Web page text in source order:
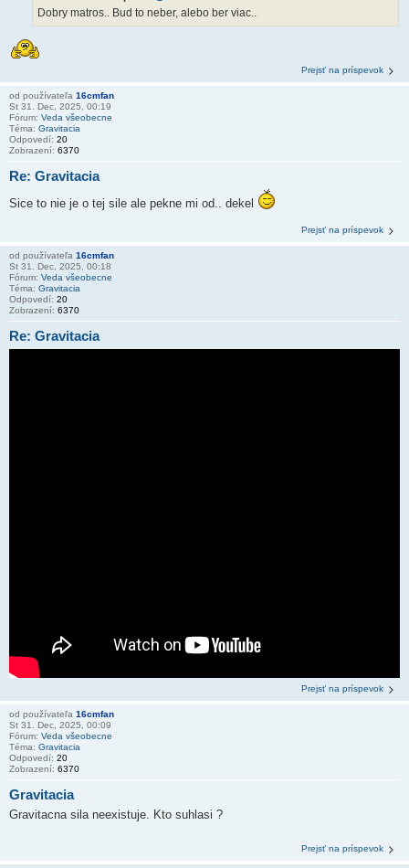
Dobry matros.. Bud to neber, alebo ber viac..
Prejsť na príspevok
od používateľa 16cmfan
St 31. Dec, 2025, 00:19
Fórum: Veda všeobecne
Téma: Gravitacia
Odpovedí: 20
Zobrazení: 6370
Re: Gravitacia
Sice to nie je o tej sile ale pekne mi od.. dekel
Prejsť na príspevok
od používateľa 16cmfan
St 31. Dec, 2025, 00:18
Fórum: Veda všeobecne
Téma: Gravitacia
Odpovedí: 20
Zobrazení: 6370
Re: Gravitacia
Prejsť na príspevok
od používateľa 16cmfan
St 31. Dec, 2025, 00:09
Fórum: Veda všeobecne
Téma: Gravitacia
Odpovedí: 20
Zobrazení: 6370
Gravitacia
Gravitacna sila neexistuje. Kto suhlasi ?
Prejsť na príspevok